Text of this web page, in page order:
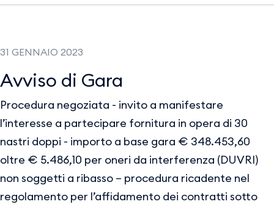
31 GENNAIO 2023
Avviso di Gara
Procedura negoziata - invito a manifestare
l’interesse a partecipare fornitura in opera di 30
nastri doppi - importo a base gara € 348.453,60
oltre € 5.486,10 per oneri da interferenza (DUVRI)
non soggetti a ribasso – procedura ricadente nel
regolamento per l’affidamento dei contratti sotto